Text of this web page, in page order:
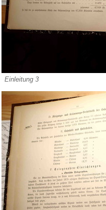
Einleitung 3